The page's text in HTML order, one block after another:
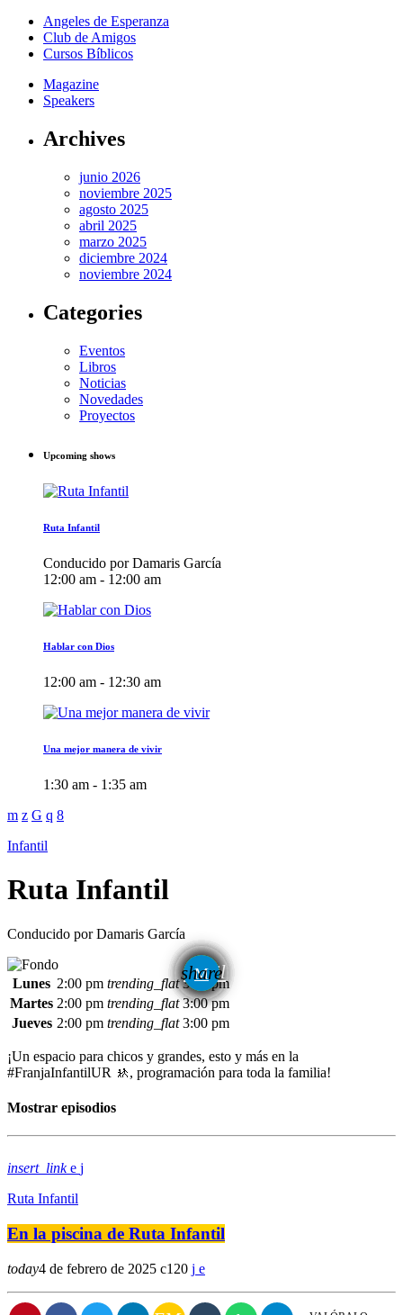
Angeles de Esperanza
Club de Amigos
Cursos Bíblicos
Magazine
Speakers
Archives
junio 2026
noviembre 2025
agosto 2025
abril 2025
marzo 2025
diciembre 2024
noviembre 2024
Categories
Eventos
Libros
Noticias
Novedades
Proyectos
Upcoming shows
Ruta Infantil
Conducido por Damaris García
12:00 am - 12:00 am
Hablar con Dios
12:00 am - 12:30 am
Una mejor manera de vivir
1:30 am - 1:35 am
Infantil
Ruta Infantil
Conducido por Damaris García
share
email
Lunes 2:00 pm trending_flat 3:00 pm
Martes 2:00 pm trending_flat 3:00 pm
Jueves 2:00 pm trending_flat 3:00 pm
¡Un espacio para chicos y grandes, esto y más en la
#FranjaInfantilUR 🚸, programación para toda la familia!
Mostrar episodios
insert_link
Ruta Infantil
En la piscina de Ruta Infantil
today4 de febrero de 2025 120